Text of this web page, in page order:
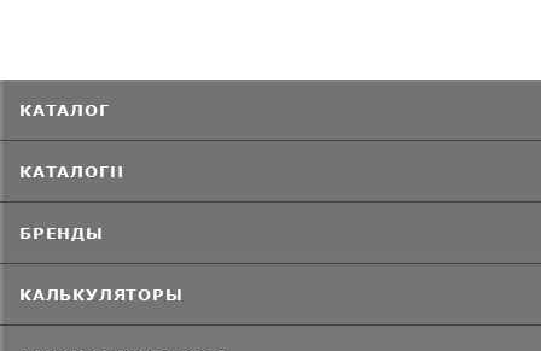
КАТАЛОГ
КАТАЛОГИ
БРЕНДЫ
КАЛЬКУЛЯТОРЫ